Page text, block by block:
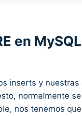
en MySQL
inserts y
normalmente
nos tenemos